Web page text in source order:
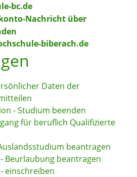
bc.de
Nachricht über
biberach.de
Daten der
- Studium beenden
für beruflich Qualifizierte
beantragen
Beurlaubung beantragen
einschreiben